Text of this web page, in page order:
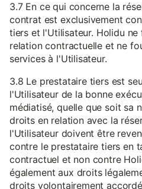
3.7 En ce qui concerne la
contrat est exclusivement
tiers et l'Utilisateur. Holidu
relation contractuelle et ne
services à l'Utilisateur.
3.8 Le prestataire tiers est
l'Utilisateur de la bonne
médiatisé, quelle que soit sa
droits en relation avec la
l'Utilisateur doivent être
contre le prestataire tiers en
contractuel et non contre
également aux droits
droits volontairement